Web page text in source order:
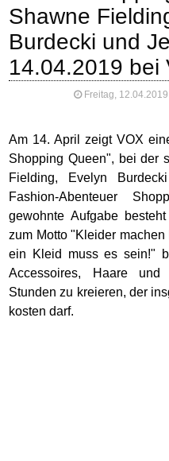
Shawne
Burdecki und
14.04.2019 bei
Freitag,
Am 14. April zeigt VOX
Shopping Queen", bei der
Fielding, Evelyn
Fashion-Abenteuer
gewohnte Aufgabe
zum Motto "Kleider
ein Kleid muss es sein!"
Accessoires, Haare
Stunden zu kreieren, der
kosten darf.